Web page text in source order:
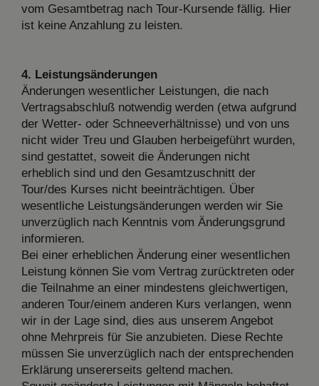
vom Gesamtbetrag nach Tour-Kursende fällig. Hier
ist keine Anzahlung zu leisten.
4. Leistungsänderungen
Änderungen wesentlicher Leistungen, die nach
Vertragsabschluß notwendig werden (etwa aufgrund
der Wetter- oder Schneeverhältnisse) und von uns
nicht wider Treu und Glauben herbeigeführt wurden,
sind gestattet, soweit die Änderungen nicht
erheblich sind und den Gesamtzuschnitt der
Tour/des Kurses nicht beeinträchtigen. Über
wesentliche Leistungsänderungen werden wir Sie
unverzüglich nach Kenntnis vom Änderungsgrund
informieren.
Bei einer erheblichen Änderung einer wesentlichen
Leistung können Sie vom Vertrag zurücktreten oder
die Teilnahme an einer mindestens gleichwertigen,
anderen Tour/einem anderen Kurs verlangen, wenn
wir in der Lage sind, dies aus unserem Angebot
ohne Mehrpreis für Sie anzubieten. Diese Rechte
müssen Sie unverzüglich nach der entsprechenden
Erklärung unsererseits geltend machen.